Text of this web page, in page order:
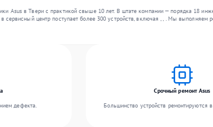
Asus в Твери с практикой свыше 10 лет. В штате компании — порядка 18
центр поступает более 300 устройств, включая , , . Мы выполняем
дефекта.
Срочный ремонт Asus
Большинство устройств ремонтируются